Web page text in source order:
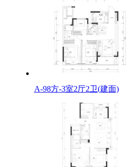
A-98方-3室2厅2卫(建面)